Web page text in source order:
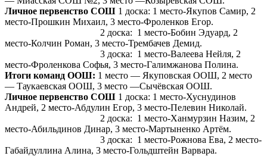
Личное первенство СОШ 1 доска: 1 место-Якупов Самир, 2
место-Прошкин Михаил, 3 место-Фроленков Егор.
2 доска: 1 место-Бобин Эдуард, 2
место-Колчин Роман, 3 место-Трембачев Демид.
3 доска: 1 место-Валеева Нейля, 2
место-Фроленкова Софья, 3 место-Галимжанова Полина.
Итоги команд ООШ: 1 место — Якуповская ООШ, 2 место
— Таукаевская ООШ, 3 место —Сычёвская ООШ.
Личное первенство СОШ 1 доска: 1 место-Хуснудинов
Андрей, 2 место-Абдулин Егор, 3 место-Пелевин Николай.
2 доска: 1 место-Ханмурзин Назим, 2
место-Абильдинов Динар, 3 место-Мартыненко Артём.
3 доска: 1 место-Рожнова Ева, 2 место-
Габайдуллина Алина, 3 место-Гольдштейн Варвара.